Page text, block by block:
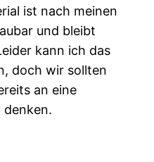
ist nach meinen
und bleibt
kann ich das
doch wir sollten
an eine
denken.